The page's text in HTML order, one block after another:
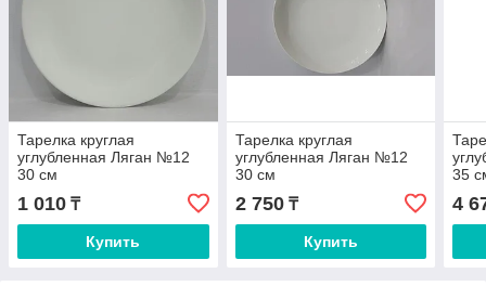
Тарелка круглая
углубленная Ляган №12
30 см
1 010 ₸
Купить
Тарелка круглая
углубленная Ляган №12
30 см
2 750₸
Купить
35
4